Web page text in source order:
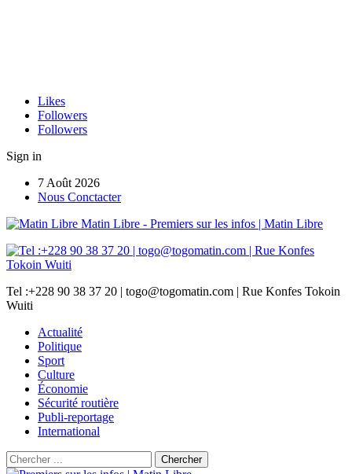
Likes
Followers
Followers
Sign in
7 Août 2026
Nous Conctacter
Matin Libre - Premiers sur les infos | Matin Libre
Tel :+228 90 38 37 20 | togo@togomatin.com | Rue Konfes Tokoin
Wuiti
Actualité
Politique
Sport
Culture
Économie
Sécurité routière
Publi-reportage
International